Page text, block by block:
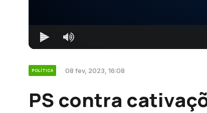
POLÍTICA 08 fev, 2023, 16:08
PS contra